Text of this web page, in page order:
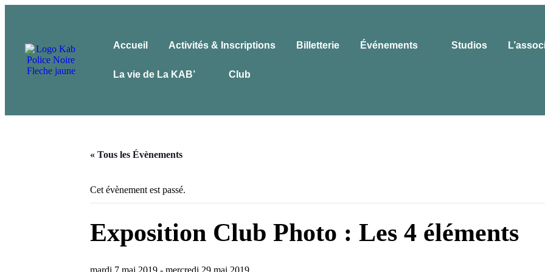
Accueil Activités & Inscriptions Billetterie Événements Studios
La vie de La KAB’ Club
« Tous les Évènements
Cet évènement est passé.
Exposition Club Photo : Les 4 éléments
mardi 7 mai 2019 - mercredi 29 mai 2019